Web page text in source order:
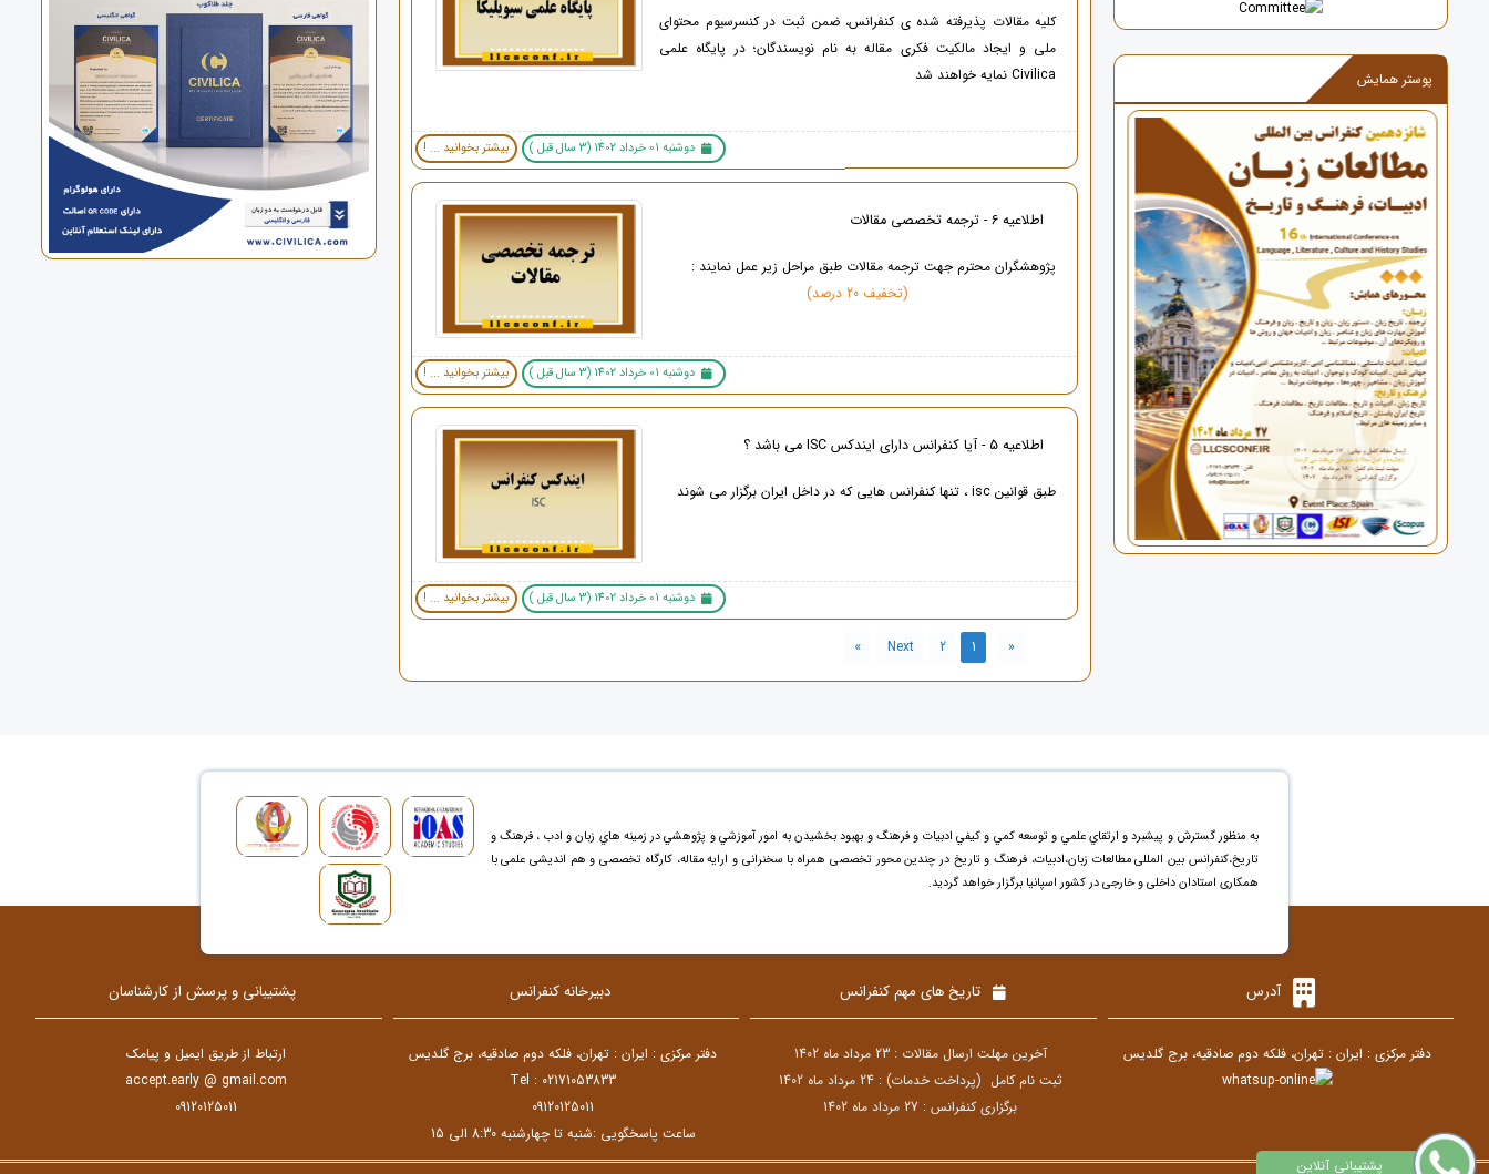
پوستر همایش
کلیه مقالات پذیرفته شده ی کنفرانس، ضمن ثبت در کنسرسیوم محتوای
ملی و ایجاد مالکیت فکری مقاله به نام نویسندگان؛ در پایگاه علمی
Civilica نمایه خواهند شد
دوشنبه 01 خرداد 1402 (3 سال قبل ) بیشتر بخوانید ... !
اطلاعیه 6 - ترجمه تخصصی مقالات
پژوهشگران محترم جهت ترجمه مقالات طبق مراحل زیر عمل نمایند :
(تخفیف 20 درصد)
دوشنبه 01 خرداد 1402 (3 سال قبل ) بیشتر بخوانید ... !
اطلاعیه 5 - آیا کنفرانس دارای ایندکس ISC می باشد ؟
طبق قوانین isc ، تنها کنفرانس هایی که در داخل ایران برگزار می شوند
دوشنبه 01 خرداد 1402 (3 سال قبل ) بیشتر بخوانید ... !
«
1
2
Next
»
به منظور گسترش و پيشبرد و ارتقاي علمي و توسعه کمي و کيفي ادبیات و فرهنگ و بهبود بخشيدن به امور آموزشي و پژوهشي در زمينه هاي زبان و ادب ، فرهنگ و
تاریخ،کنفرانس بین المللی مطالعات زبان،ادبیات، فرهنگ و تاریخ در چندین محور تخصصی همراه با سخنرانی و ارایه مقاله، کارگاه تخصصی و هم اندیشی علمی با
همکاری استادان داخلی و خارجی در کشور اسپانیا برگزار خواهد گردید.
آدرس
دفتر مرکزی : ایران : تهران، فلکه دوم صادقیه، برج گلدیس
تاریخ های مهم کنفرانس
آخرین مهلت ارسال مقالات : 23 مرداد ماه 1402
ثبت نام کامل (پرداخت خدمات) : 24
مرداد ماه 1402
برگزاری کنفرانس : 27 مرداد ماه 1402
دبیرخانه کنفرانس
دفتر مرکزی : ایران : تهران، فلکه دوم صادقیه، برج گلدیس
Tel : 02171053833
09120125011
ساعت پاسخگویی :شنبه تا چهارشنبه 8:30 الی 15
پشتیبانی و پرسش از کارشناسان
ارتباط از طریق ایمیل و پیامک
accept.early @ gmail.com
09120125011